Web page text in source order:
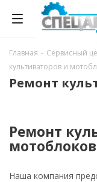
Главная - Сервисный
культиваторов и
Ремонт
Ремонт
мотоблоков
Наша компания